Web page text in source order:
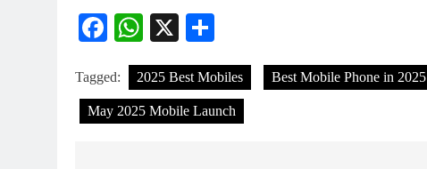
Facebook
WhatsApp
X
Tagged: 2025 Best Mobiles Best Mobile Phone in 2025
May 2025 Mobile Launch